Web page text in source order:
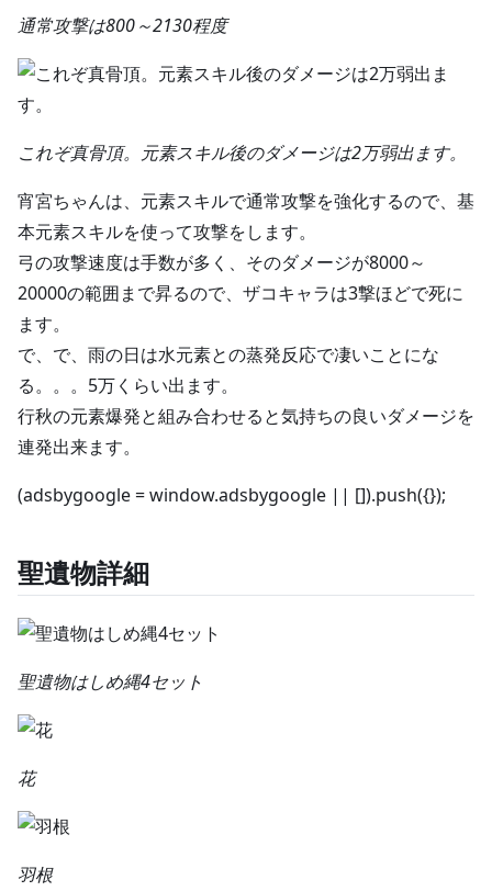
通常攻撃は800～2130程度
これぞ真骨頂。元素スキル後のダメージは2万弱出ます。
宵宮ちゃんは、元素スキルで通常攻撃を強化するので、基
本元素スキルを使って攻撃をします。
弓の攻撃速度は手数が多く、そのダメージが8000～
20000の範囲まで昇るので、ザコキャラは3撃ほどで死に
ます。
で、で、雨の日は水元素との蒸発反応で凄いことにな
る。。。5万くらい出ます。
行秋の元素爆発と組み合わせると気持ちの良いダメージを
連発出来ます。
(adsbygoogle = window.adsbygoogle || []).push({});
聖遺物詳細
聖遺物はしめ縄4セット
花
羽根